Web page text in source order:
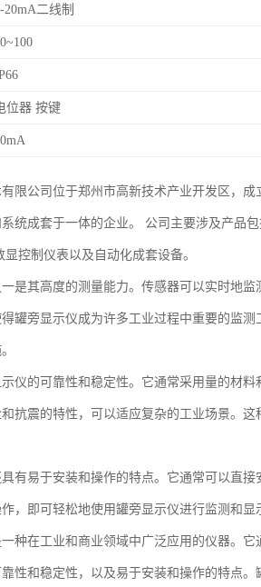
20mA二线制
位器 按键
限公司位于郑州市高新技术产业开发区，
统成套于一体的企业。 公司主要涉及产品
控制仪表以及自动化成套设备。
是其高度的测量能力。传感器可以实时地
罐旁显示仪成为许多工业过程中重要的监
仪的可靠性和稳定性。它通常采用量的材
抗震的特性，可以适应复杂的工业场景。
有易于安装和操作的特点。它通常可以直
，即可轻松地使用罐旁显示仪进行监测和显
种在工业和商业领域中广泛应用的仪器。
性和稳定性，以及易于安装和操作的特点